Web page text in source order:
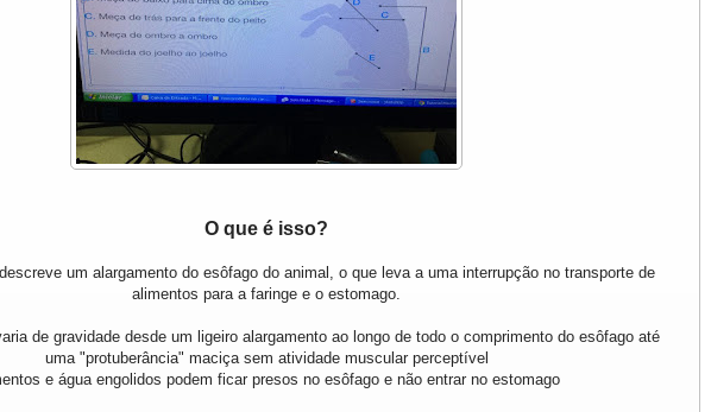
O que é isso?
um alargamento do esôfago do animal, o que leva a uma interrupção no transporte de
alimentos para a faringe e o estomago.
de gravidade desde um ligeiro alargamento ao longo de todo o comprimento do esôfago até
uma "protuberância" maciça sem atividade muscular perceptível
e água engolidos podem ficar presos no esôfago e não entrar no estomago